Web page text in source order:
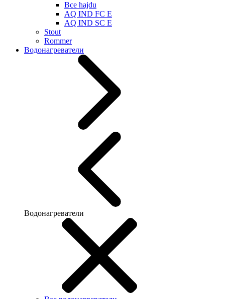
Все hajdu
AQ IND FC E
AQ IND SC E
Stout
Rommer
Водонагреватели
Водонагреватели